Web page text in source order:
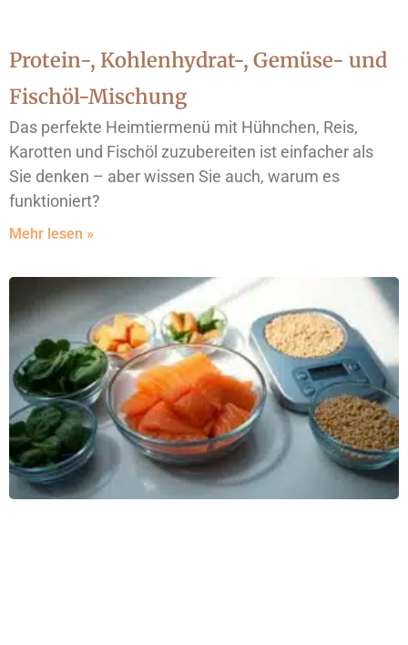
Protein-, Kohlenhydrat-, Gemüse- und
Fischöl-Mischung
Das perfekte Heimtiermenü mit Hühnchen, Reis,
Karotten und Fischöl zuzubereiten ist einfacher als
Sie denken – aber wissen Sie auch, warum es
funktioniert?
Mehr lesen »